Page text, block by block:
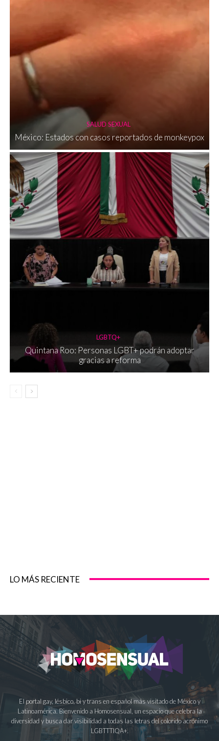
SALUD SEXUAL
México: Estados con casos reportados de monkeypox
LGBTQ+
Quintana Roo: Personas LGBT+ podrán adoptar
gracias a reforma
LO MÁS RECIENTE
El portal gay, lésbico, bi y trans en español más visitado de México y
Latinoamérica. Bienvenido a Homosensual, un espacio que celebra la
diversidad y busca dar visibilidad a todas las letras del colorido acrónimo
LGBTTTIQA+.